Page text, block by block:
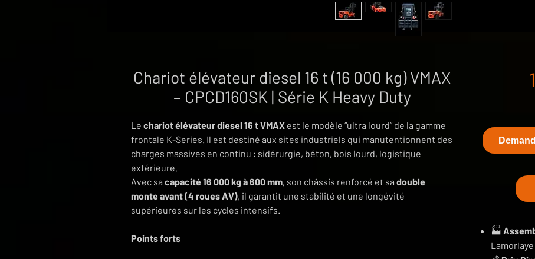
Chariot élévateur diesel 16 t (16 000 kg) VMAX
– CPCD160SK | Série K Heavy Duty
Le chariot élévateur diesel 16 t VMAX est le modèle “ultra lourd” de la gamme
frontale K-Series. Il est destiné aux sites industriels qui manutentionnent des
charges massives en continu : sidérurgie, béton, bois lourd, logistique
extérieure.
Avec sa capacité 16 000 kg à 600 mm, son châssis renforcé et sa double
monte avant (4 roues AV), il garantit une stabilité et une longévité
supérieures sur les cycles intensifs.
Points forts
🏭
Lamorlaye